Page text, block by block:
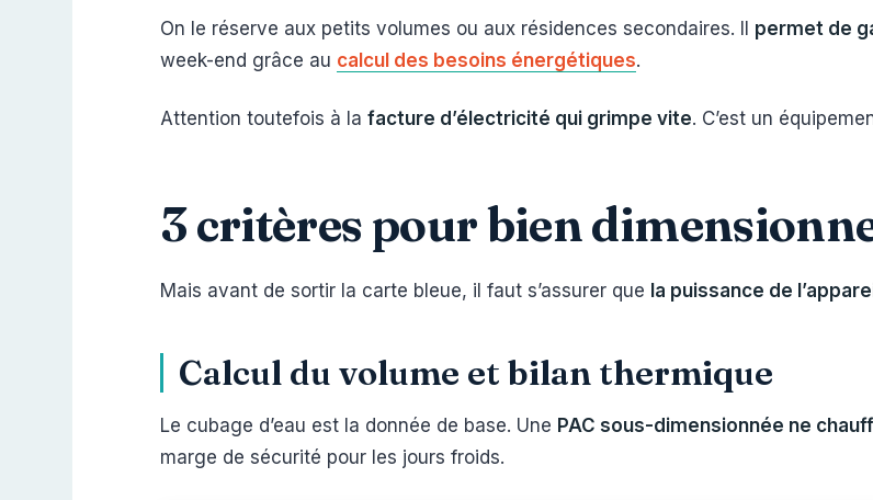
On le réserve aux petits volumes ou aux résidences secondaires. Il permet de
week-end grâce au calcul des besoins énergétiques.
Attention toutefois à la facture d’électricité qui grimpe vite. C’est un
3 critères pour bien
Mais avant de sortir la carte bleue, il faut s’assurer que la puissance de
Calcul du volume et bilan thermique
Le cubage d’eau est la donnée de base. Une PAC sous-dimensionnée ne
marge de sécurité pour les jours froids.